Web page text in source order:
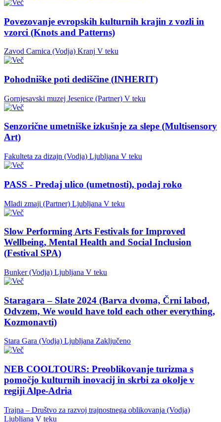
Povezovanje evropskih kulturnih krajin z vozli in
vzorci (Knots and Patterns)
Zavod Carnica (Vodja) Kranj V teku
Pohodniške poti dediščine (INHERIT)
Gornjesavski muzej Jesenice (Partner) V teku
Senzorične umetniške izkušnje za slepe (Multisensory
Art)
Fakulteta za dizajn (Vodja) Ljubljana V teku
PASS - Predaj ulico (umetnosti), podaj roko
Mladi zmaji (Partner) Ljubljana V teku
Slow Performing Arts Festivals for Improved
Wellbeing, Mental Health and Social Inclusion
(Festival SPA)
Bunker (Vodja) Ljubljana V teku
Staragara – Slate 2024 (Barva dvoma, Črni labod,
Odvzem, We would have told each other everything,
Kozmonavti)
Stara Gara (Vodja) Ljubljana Zaključeno
NEB COOLTOURS: Preoblikovanje turizma s
pomočjo kulturnih inovacij in skrbi za okolje v
regiji Alpe-Adria
Trajna – Društvo za razvoj trajnostnega oblikovanja (Vodja)
Ljubljana V teku